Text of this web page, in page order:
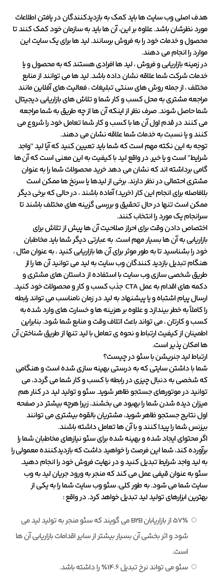
هدف اصلی وب سایت ها باید کمک به بازدیدکنندگان در یافتن اطلاعات
مورد نظرشان باشد. علاوه بر این، آن ها باید به سازمان خود کمک کنند تا
محصول و خدمات خود را به فروش برسانند. لید ها برای یک سایت این
موارد را انجام می دهند.
در زمینه بازاریابی و فروش ، لید ها افرادی هستند که به محصول و یا
خدمات شرکت شما علاقه نشان داده باشد. لید ها می توانند از منابع
مختلف ، از جمله روش های سنتی تبلیغات ، فعالیت های آفلاین مانند
مراجعه مشتری به محل کسب و کار شما و تلاش های بازاریابی دیجیتال
شما حاصل شوند. صرف نظر از اینکه آن ها از چه طریق به شما مراجعه
می کنند در قدم اول آن ها با کسب و کار شما تعامل خود را شروع می
کنند و یا نسبت به خدمات شما علاقه نشان می دهند.
توجه به این نکته مهم است که شما باید تعیین کنید که آیا لید “واجد
شرایط” است و یا خیر. در واقع لید با کیفیت به این معنی است که آن ها
گامی برداشته اند که نشان می دهد خرید محصولات شما را به عنوان
مشتری احتمالی در نظر دارند. برخی از لیدها یا سرنخ ها ممکن است
بلافاصله برای انجام این کار (خرید) آماده باشند ، در حالی که برخی دیگر
ممکن است تنها در حال تحقیق و بررسی گزینه های مختلف باشند تا
سرانجام یک مورد را انتخاب کنند.
اختصاص دادن وقت برای احراز صلاحیت آن ها پیش از تلاش برای
بازاریابی به آن ها بسیار مهم است. به عبارتی دیگر شما باید مخاطبان
خود را بشناسید تا به طور موثر برای آن ها بازاریابی کنید ، به عنوان مثال ،
هنگام تبدیل بازدید کنندگان وب سایت به لید می توانید آن ها را از
طریق شخصی سازی وب سایت با استفاده از داستان های مشتری و
دکمه های اقدام به عمل CTA جذب کسب و کار و محصولات خود کنید.
ارسال پیام اشتباه و یا پیشنهاد به لید در زمان نامناسب می تواند رابطه
را کاملاً به خطر بیندازد و علاوه بر هزینه ها و خسارت های وارد شده به
کسب و کارتان ، می تواند باعث اتلاف وقت و منابع شما شود. بنابراین
اطمینان از کیفیت ارتباط و نحوه ی تعامل با لید تنها از طریق شناختن آن
ها امکان پذیر است.
ارتباط لید جنریشن با سئو در چیست؟
شما با داشتن سایتی که به درستی بهینه سازی شده است و هنگامی
که شخصی به دنبال چیزی در رابطه با کسب و کار شما می گردد، می
توانید در موتورهای جستجو ظاهر شوید. سئو و تولید لید در کنار هم
میزان دیده شدن شما را بهبود می بخشند، زیرا هرچه بیشتر در صفحه
اول نتایج جستجو ظاهر شوید، مشتریان بالقوه بیشتری می توانند
بیزنس شما را پیدا کنند و با آن ها تعامل داشته باشند.
اگر محتوای ایجاد شده و بهینه شده برای سئو نیازهای مخاطبان شما را
برآورده کند، شما این فرصت را خواهید داشت که بازدیدکننده معمولی را
به لید واجد شرایط تبدیل کنید و در نهایت فروش خود را انجام دهید.
سئو به عنوان قیفی عمل می کند که منجر به ورود جریان لید به وب
سایت شما می شود. به طور کلی، سئو وب سایت شما را به یکی از
بهترین ابزارهای تولید لید تبدیل خواهد کرد. در واقع :
57٪ از بازاریابان B2B می گویند که سئو منجر به تولید لید می
شود و اثر بخشی آن بسیار بیشتر از سایر اقدامات بازاریابی آن ها
است.
سئو می تواند نرخ تبدیل 14.6٪ را داشته باشد.